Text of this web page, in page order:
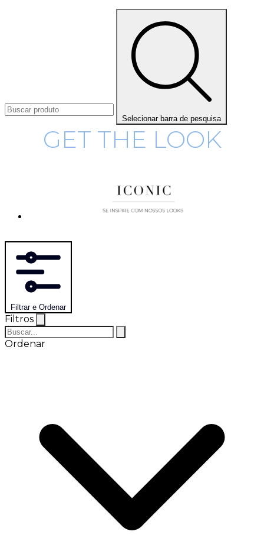
Selecionar barra de pesquisa
GET THE LOOK
Filtrar e Ordenar
Filtros
Ordenar